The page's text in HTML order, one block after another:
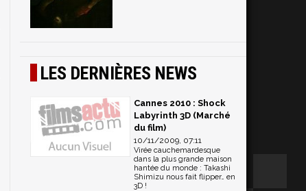
LES DERNIÈRES NEWS
Cannes 2010 : Shock
Labyrinth 3D (Marché
du film)
10/11/2009, 07:11
Virée cauchemardesque
dans la plus grande maison
hantée du monde : Takashi
Shimizu nous fait flipper… en
3D !